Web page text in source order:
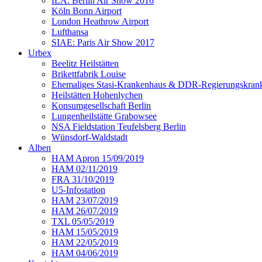
Köln Bonn Airport
London Heathrow Airport
Lufthansa
SIAE: Paris Air Show 2017
Urbex
Beelitz Heilstätten
Brikettfabrik Louise
Ehemaliges Stasi-Krankenhaus & DDR-
Heilstätten Hohenlychen
Konsumgesellschaft Berlin
Lungenheilstätte Grabowsee
NSA Fieldstation Teufelsberg Berlin
Wünsdorf-Waldstadt
Alben
HAM Apron 15/09/2019
HAM 02/11/2019
FRA 31/10/2019
U5-Infostation
HAM 23/07/2019
HAM 26/07/2019
TXL 05/05/2019
HAM 15/05/2019
HAM 22/05/2019
HAM 04/06/2019